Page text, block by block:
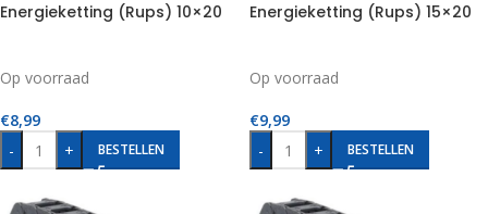
Energieketting (Rups) 10×20
Op voorraad
€8,99
-
+ BESTELLEN
Energieketting (Rups) 15×20
Op voorraad
€9,99
-
+ BESTELLEN